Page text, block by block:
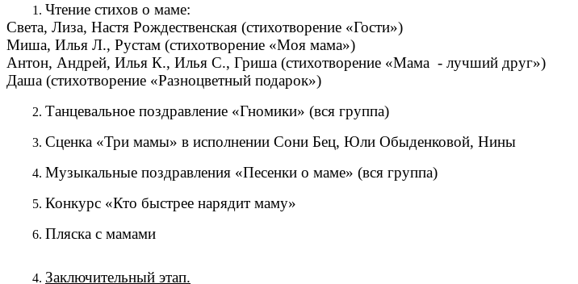
Чтение стихов о маме:
Света, Лиза, Настя Рождественская (стихотворение «Гости»)
Миша, Илья Л., Рустам (стихотворение «Моя мама»)
Антон, Андрей, Илья К., Илья С., Гриша (стихотворение «Мама - лучший друг»)
Даша (стихотворение «Разноцветный подарок»)
Танцевальное поздравление «Гномики» (вся группа)
Сценка «Три мамы» в исполнении Сони Бец, Юли Обыденковой, Нины
Музыкальные поздравления «Песенки о маме» (вся группа)
Конкурс «Кто быстрее нарядит маму»
Пляска с мамами
Заключительный этап.